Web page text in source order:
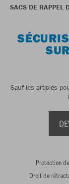
SACS DE RAPPEL
Sauf les articles
Protection
Droit de